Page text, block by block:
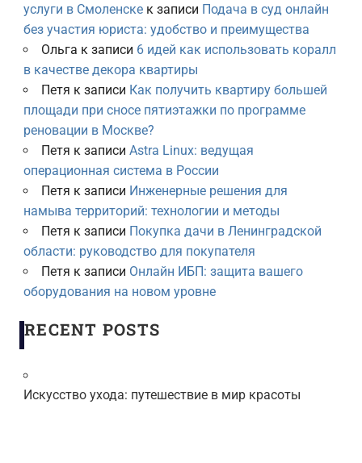
услуги в Смоленскек записи Подача в суд онлайн
без участия юриста: удобство и преимущества
Ольга к записи 6 идей как использовать коралл
в качестве декора квартиры
Петя к записи Как получить квартиру большей
площади при сносе пятиэтажки по программе
реновации в Москве?
Петя к записи Astra Linux: ведущая
операционная система в России
Петя к записи Инженерные решения для
намыва территорий: технологии и методы
Петя к записи Покупка дачи в Ленинградской
области: руководство для покупателя
Петя к записи Онлайн ИБП: защита вашего
оборудования на новом уровне
RECENT POSTS
Искусство ухода: путешествие в мир красоты